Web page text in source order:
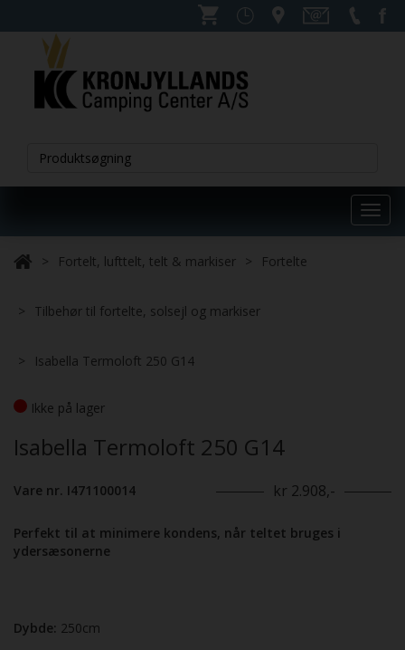
Fortelt, lufttelt, telt & markiser Fortelte
Tilbehør til fortelte, solsejl og markiser
Isabella Termoloft 250 G14
Ikke på lager
Isabella Termoloft 250 G14
Vare nr. I471100014 kr 2.908,-
Perfekt til at minimere kondens, når teltet bruges i
ydersæsonerne
Dybde: 250cm